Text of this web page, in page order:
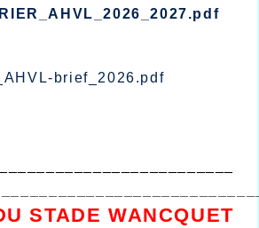
brief_2026.pdf
STADE WANCQUET